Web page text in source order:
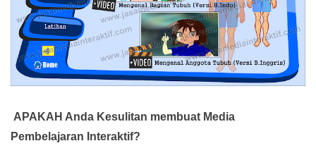
APAKAH Anda Kesulitan membuat Media
Pembelajaran Interaktif?